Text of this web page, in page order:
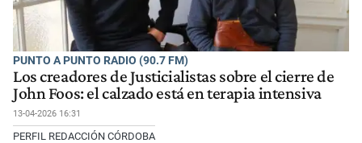
PUNTO A PUNTO RADIO (90.7 FM)
Los creadores de Justicialistas sobre el cierre de
John Foos: el calzado está en terapia intensiva
13-04-2026 16:31
PERFIL REDACCIÓN CÓRDOBA